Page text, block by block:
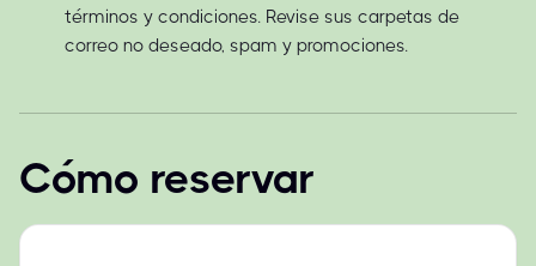
términos y condiciones. Revise sus carpetas de
correo no deseado, spam y promociones.
Cómo reservar